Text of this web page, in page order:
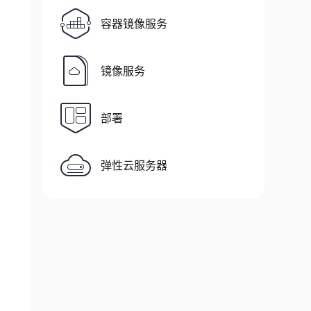
容器镜像服务
镜像服务
部署
弹性云服务器